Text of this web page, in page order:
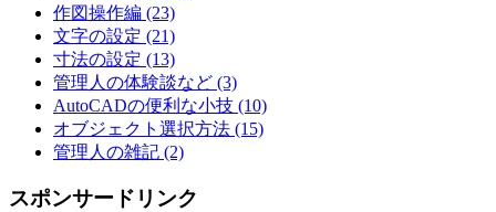
作図操作編 (23)
文字の設定 (21)
寸法の設定 (13)
管理人の体験談など (3)
AutoCADの便利な小技 (10)
オブジェクト選択方法 (15)
管理人の雑記 (2)
スポンサードリンク